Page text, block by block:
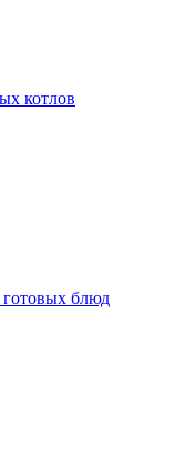
котлов
готовых блюд